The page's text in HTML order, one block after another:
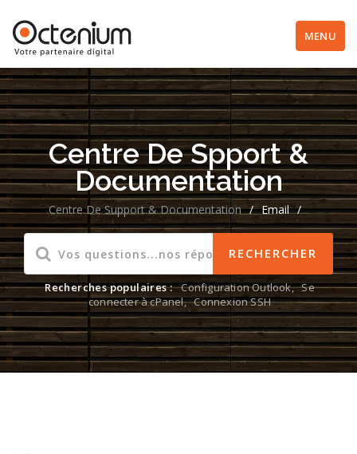
MENU
Centre De Spport &
Documentation
Centre De Support & Documentation / Email /
Recherches populaires : Configuration Outlook, Se
connecter à cPanel, Connexion SSH